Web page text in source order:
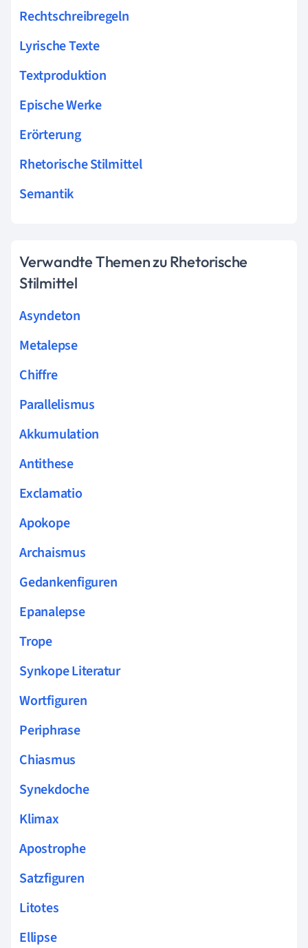
Rechtschreibregeln
Lyrische Texte
Textproduktion
Epische Werke
Erörterung
Rhetorische Stilmittel
Semantik
Verwandte Themen zu Rhetorische
Stilmittel
Asyndeton
Metalepse
Chiffre
Parallelismus
Akkumulation
Antithese
Exclamatio
Apokope
Archaismus
Gedankenfiguren
Epanalepse
Trope
Synkope Literatur
Wortfiguren
Periphrase
Chiasmus
Synekdoche
Klimax
Apostrophe
Satzfiguren
Litotes
Ellipse